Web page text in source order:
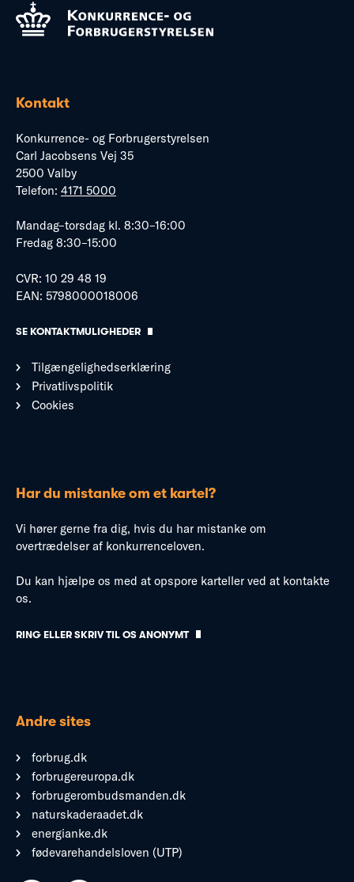
Kontakt
Konkurrence- og Forbrugerstyrelsen
Carl Jacobsens Vej 35
2500 Valby
Telefon: 4171 5000
Mandag–torsdag kl. 8:30–16:00
Fredag 8:30–15:00
CVR: 10 29 48 19
EAN: 5798000018006
SE KONTAKTMULIGHEDER
Tilgængelighedserklæring
Privatlivspolitik
Cookies
Har du mistanke om et kartel?
Vi hører gerne fra dig, hvis du har mistanke om
overtrædelser af konkurrenceloven.
Du kan hjælpe os med at opspore karteller ved at kontakte
os.
RING ELLER SKRIV TIL OS ANONYMT
Andre sites
forbrug.dk
forbrugereuropa.dk
forbrugerombudsmanden.dk
naturskaderaadet.dk
energianke.dk
fødevarehandelsloven (UTP)